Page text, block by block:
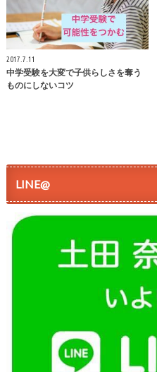
2017.7.11
中学受験を大変で子供らしさを奪う
ものにしないコツ
LINE@